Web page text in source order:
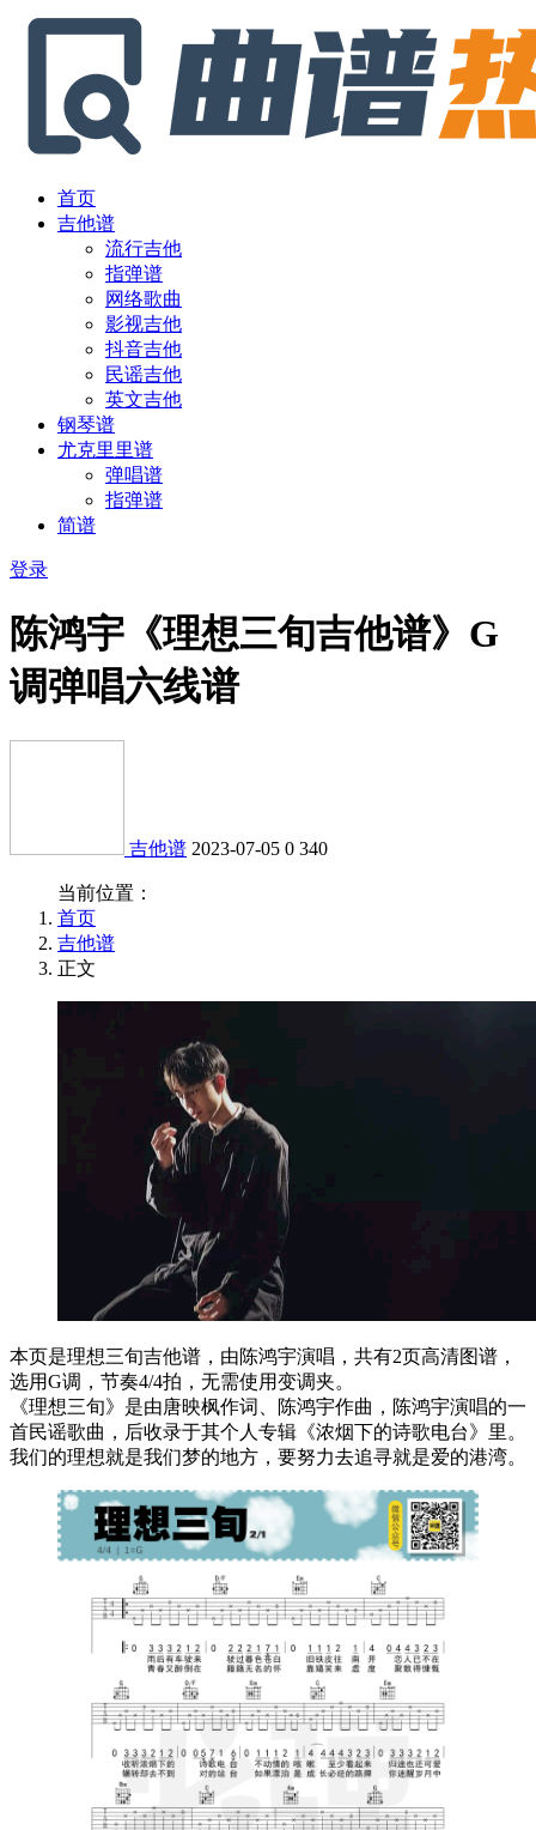
首页
吉他谱
流行吉他
指弹谱
网络歌曲
影视吉他
抖音吉他
民谣吉他
英文吉他
钢琴谱
尤克里里谱
弹唱谱
指弹谱
简谱
登录
陈鸿宇《理想三旬吉他谱》G
调弹唱六线谱
吉他谱 2023-07-05 0 340
当前位置：
首页
吉他谱
正文
本页是理想三旬吉他谱，由陈鸿宇演唱，共有2页高清图谱，
选用G调，节奏4/4拍，无需使用变调夹。
《理想三旬》是由唐映枫作词、陈鸿宇作曲，陈鸿宇演唱的一
首民谣歌曲，后收录于其个人专辑《浓烟下的诗歌电台》里。
我们的理想就是我们梦的地方，要努力去追寻就是爱的港湾。